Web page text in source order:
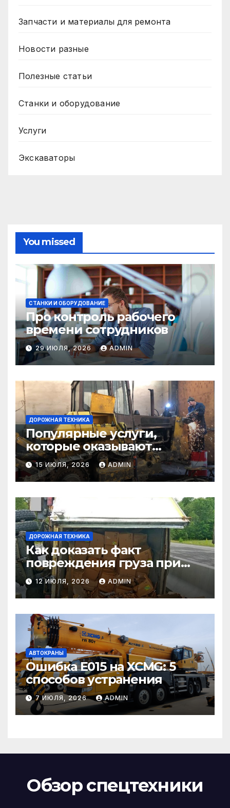
Запчасти и материалы для ремонта
Новости разные
Полезные статьи
Станки и оборудование
Услуги
Экскаваторы
You missed
СТАНКИ И ОБОРУДОВАНИЕ
Про контроль рабочего
времени сотрудников
29 ИЮЛЯ, 2026 ADMIN
ДОРОЖНАЯ ТЕХНИКА
Популярные услуги,
которые оказывают
самосвалы в строительстве
и логистике
15 ИЮЛЯ, 2026 ADMIN
ДОРОЖНАЯ ТЕХНИКА
Как доказать факт
повреждения груза при
страховом случае
12 ИЮЛЯ, 2026 ADMIN
АВТОКРАНЫ
Ошибка E015 на XCMG: 5
способов устранения
7 ИЮЛЯ, 2026 ADMIN
Обзор спецтехники